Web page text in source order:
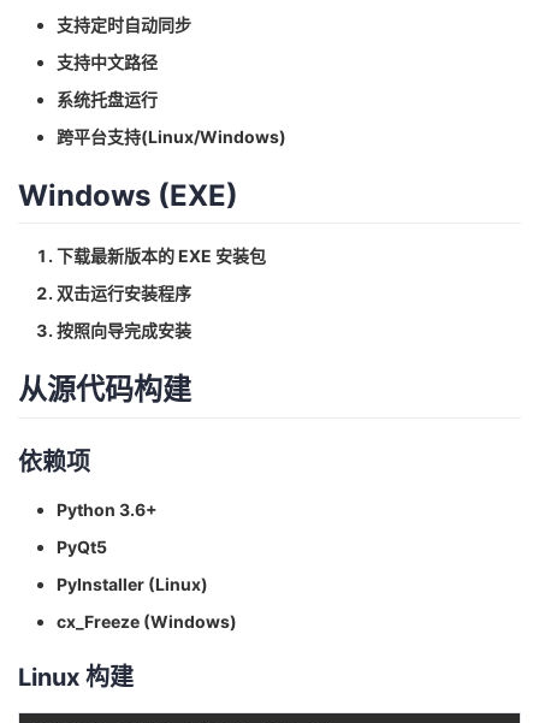
堂
的
课
程
我
的
认
我
的
我
我
的
技
术
支
持
我
的
云
声
建
支持定时自动同步
支持中文路径
系统托盘运行
跨平台支持(Linux/Windows)
Windows (EXE)
下载最新版本的 EXE 安装包
双击运行安装程序
按照向导完成安装
从源代码构建
依赖项
Python 3.6+
PyQt5
PyInstaller (Linux)
cx_Freeze (Windows)
Linux 构建